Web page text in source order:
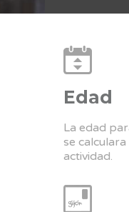
Edad
La edad
se
actividad.